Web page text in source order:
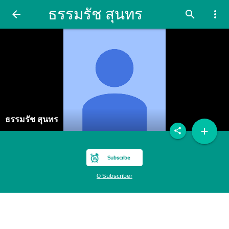
arrow_back ธรรมรัช สุนทร search more_vert
ธรรมรัช สุนทร
Subscribe
0 Subscriber
add
share